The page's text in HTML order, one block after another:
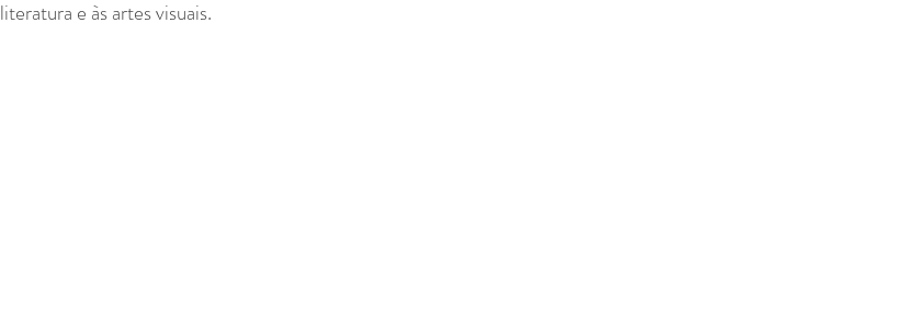
literatura e às artes visuais.